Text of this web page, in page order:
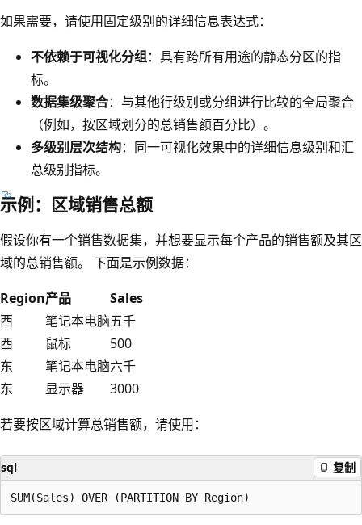
如果需要，请使用固定级别的详细信息表达式：
不依赖于可视化分组：具有跨所有用途的静态分区的指
标。
数据集级聚合：与其他行级别或分组进行比较的全局聚合
（例如，按区域划分的总销售额百分比）。
多级别层次结构：同一可视化效果中的详细信息级别和汇
总级别指标。
示例：区域销售总额
假设你有一个销售数据集，并想要显示每个产品的销售额及其区
域的总销售额。 下面是示例数据：
Region产品
Sales
西
笔记本电脑五千
西
鼠标
500
东
笔记本电脑六千
东
显示器
3000
若要按区域计算总销售额，请使用：
sql 复制